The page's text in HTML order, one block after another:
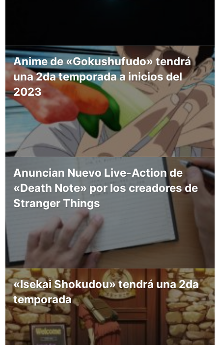
Anime de «Gokushufudo» tendrá
una 2da temporada a inicios del
2023
Anuncian Nuevo Live-Action de
«Death Note» por los creadores de
Stranger Things
«Isekai Shokudou» tendrá una 2da
temporada